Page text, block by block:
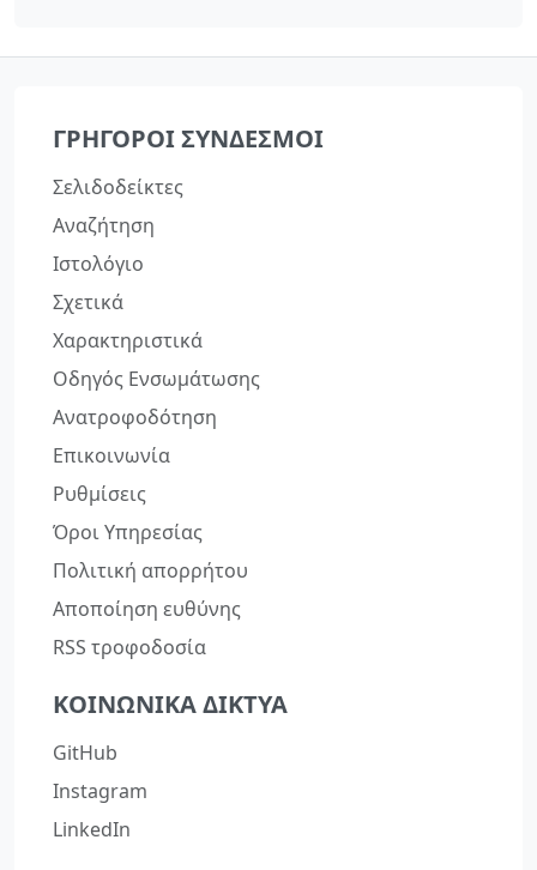
ΓΡΉΓΟΡΟΙ ΣΎΝΔΕΣΜΟΙ
Σελιδοδείκτες
Αναζήτηση
Ιστολόγιο
Σχετικά
Χαρακτηριστικά
Οδηγός Ενσωμάτωσης
Ανατροφοδότηση
Επικοινωνία
Ρυθμίσεις
Όροι Υπηρεσίας
Πολιτική απορρήτου
Αποποίηση ευθύνης
RSS τροφοδοσία
ΚΟΙΝΩΝΙΚΆ ΔΊΚΤΥΑ
GitHub
Instagram
LinkedIn